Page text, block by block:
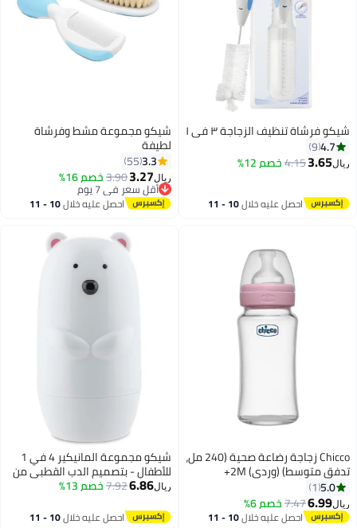
شيكو فرشاة تنظيف الزجاجة ٣ في ١
4.7
9
ريال3.65
4.15خصم 12%
احصل عليه خلال 10 - 11
شيكو مجموعة مشط وفرشاة
لطيفة
3.3
55
ريال3.27
3.90خصم 16%
أقل سعر في 7 يوم
أقل سعر في 7 يوماحصل عليه خلال 10 - 11
Chicco زجاجة رضاعة صحية (240 مل،
تدفق متوسط) (وردي) 2M+
5.0
1
ريال6.99
7.47خصم 6%
احصل عليه خلال 10 - 11
شيكو مجموعة المانيكير 4 في 1
للأطفال - بتصميم الدب القطبي من
سن يوم فما فوق
ريال6.86
7.92خصم 13%
احصل عليه خلال 10 - 11